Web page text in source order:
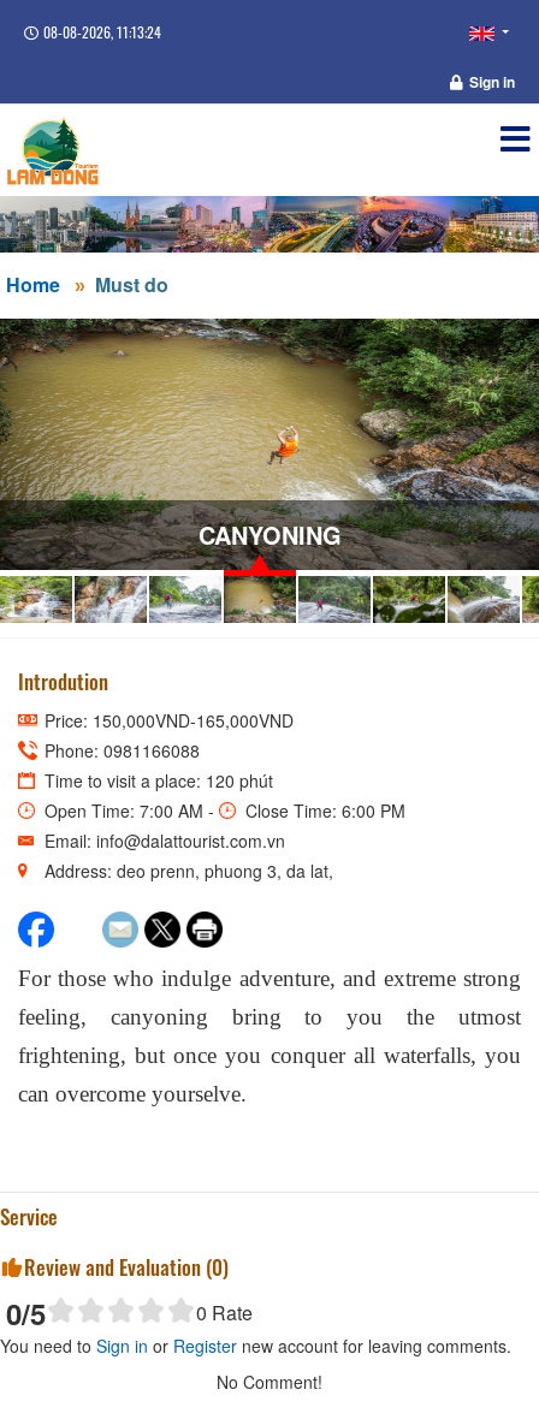
08-08-2026, 11:13:24
Sign in
Home Must do
CANYONING
Introdution
Price: 150,000VND-165,000VND
Phone: 0981166088
Time to visit a place: 120 phút
Open Time: 7:00 AM -
Close Time: 6:00 PM
Email: info@dalattourist.com.vn
Address: deo prenn, phuong 3, da lat,
For those who indulge adventure, and extreme strong
feeling, canyoning bring to you the utmost
frightening, but once you conquer all waterfalls, you
can overcome yourselve.
Service
Review and Evaluation (0)
0/5 0 Rate
You need to Sign in or Register new account for leaving comments.
No Comment!